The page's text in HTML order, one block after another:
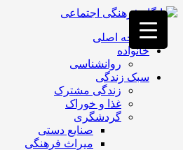
فصد
خون
غرب
تهران
خشکشویی
تصفیه
صفحه اصلی
خانواده
روانشناسی
سبک زندگی
زندگی مشترک
غذا و خوراک
گردشگری
صنایع دستی
میراث فرهنگی